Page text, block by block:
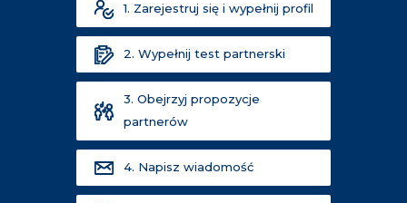
1. Zarejestruj się i wypełnij profil
2. Wypełnij test partnerski
3. Obejrzyj propozycje
partnerów
4. Napisz wiadomość